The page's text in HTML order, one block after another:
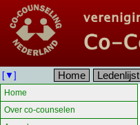
[▼] Home Ledenlijst
Home
Over co-counselen